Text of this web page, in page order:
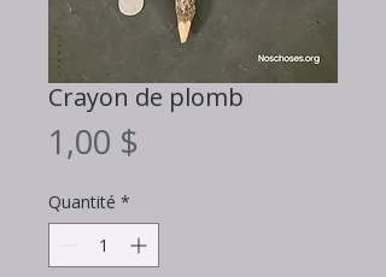
Crayon de plomb
1,00 $
Quantité *